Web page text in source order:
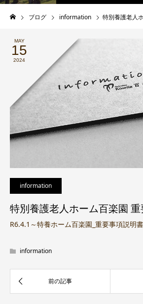
ブログ information 特別養護老人ホ
MAY
15
2024
information
特別養護老人ホーム百楽園
R6.4.1～特養ホーム百楽園_重要事項説明
information